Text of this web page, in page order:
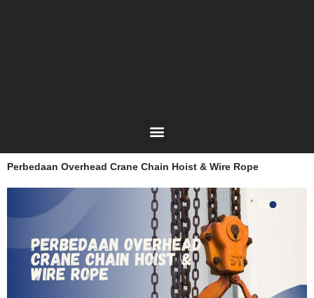
Menu
Perbedaan Overhead Crane Chain Hoist & Wire Rope